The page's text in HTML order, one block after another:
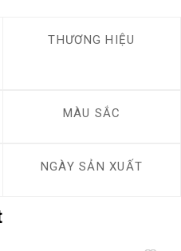
THƯƠNG HIỆU
MÀU SẮC
NGÀY SẢN XUẤT